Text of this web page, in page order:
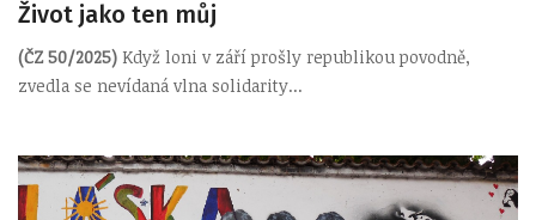
Život jako ten můj
(ČZ 50/2025) Když loni v září prošly republikou povodně,
zvedla se nevídaná vlna solidarity...